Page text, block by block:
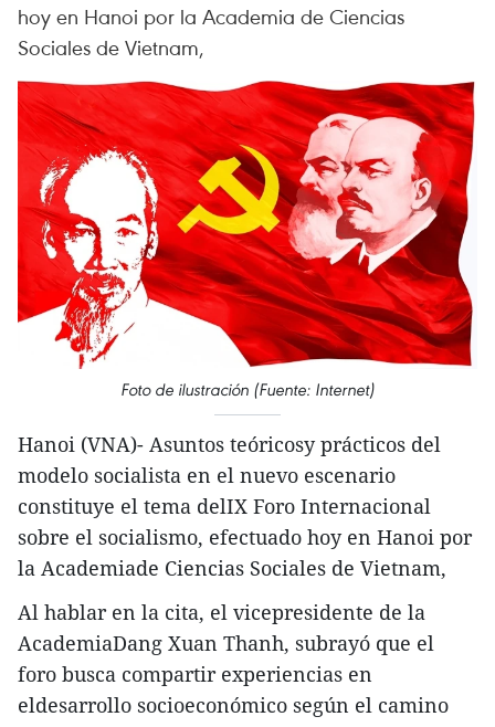
hoy en Hanoi por la Academia de Ciencias
Sociales de Vietnam,
Foto de ilustración (Fuente: Internet)
Hanoi (VNA)- Asuntos teóricosy prácticos del
modelo socialista en el nuevo escenario
constituye el tema delIX Foro Internacional
sobre el socialismo, efectuado hoy en Hanoi por
la Academiade Ciencias Sociales de Vietnam,
Al hablar en la cita, el vicepresidente de la
AcademiaDang Xuan Thanh, subrayó que el
foro busca compartir experiencias en
eldesarrollo socioeconómico según el camino